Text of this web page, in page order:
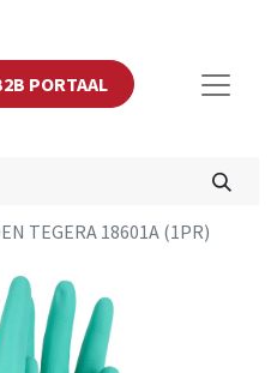
PORTAAL
TEGERA 18601A (1PR)